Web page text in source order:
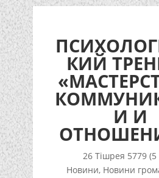
КИЙ
И И
26 Тішрея 5779
Новини, Новини